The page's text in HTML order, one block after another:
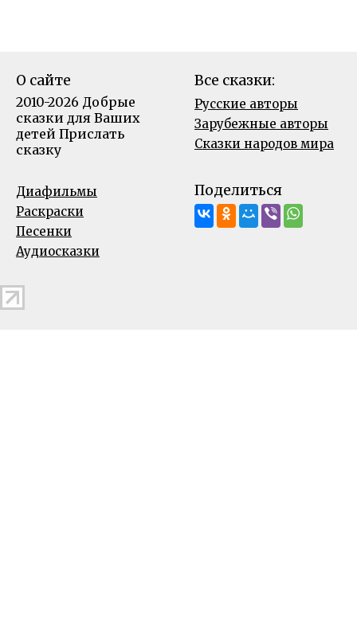
О сайте
2010-2026 Добрые
сказки для Ваших
детей Прислать
сказку
Все сказки:
Русские авторы
Зарубежные авторы
Сказки народов мира
Диафильмы
Раскраски
Песенки
Аудиосказки
Поделиться